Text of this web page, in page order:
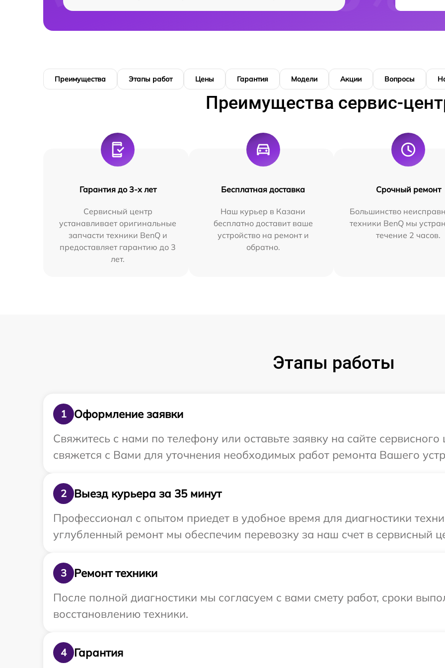
Преимущества Этапы работ Цены Гарантия Модели Акции Вопросы
Преимущества сервис-
Гарантия до 3-х лет
Сервисный центр
устанавливает оригинальные
запчасти техники BenQ и
предоставляет гарантию до 3
лет.
Бесплатная доставка
Наш курьер в Казани
бесплатно доставит ваше
устройство на ремонт и
обратно.
Срочный ремонт
Большинство
техники BenQ мы
течение 2 часов.
Этапы работы
1
Оформление заявки
Свяжитесь с нами по телефону или оставьте заявку на сайте
свяжется с Вами для уточнения необходимых работ ремонта Вашего
2
Выезд курьера за 35 минут
Профессионал с опытом приедет в удобное время для диагностики
углубленный ремонт мы обеспечим перевозку за наш счет в сервисный
3
Ремонт техники
После полной диагностики мы согласуем с вами смету работ, сроки
восстановлению техники.
4 Гарантия